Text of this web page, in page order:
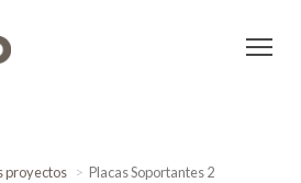
proyectos Placas Soportantes 2